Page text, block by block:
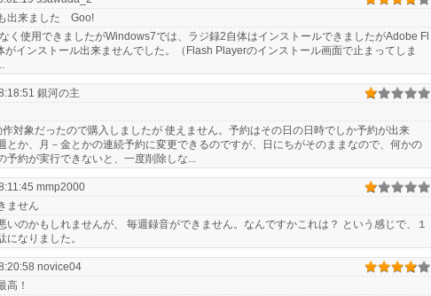
出来ました Goo!
く使用できましたがWindows7では、ラジ録2自体はインストールできましたがAdobe Fl
がインストール出来ませんでした。（Flash Playerのインストール画面で止まってしま
銀河の主
対象だったので購入しましたが 使えません。予約はその日の日時でしか予約が出来
とか、月－金とかの連続予約に変更できるのですが、日にちがそのままなので、何かの
予約が実行できないと、一度削除しな...
mmp2000
ません
いのかもしれませんが、 毎週録音ができません。なんですかこれは？ という感じで、１
になりました。
novice04
！